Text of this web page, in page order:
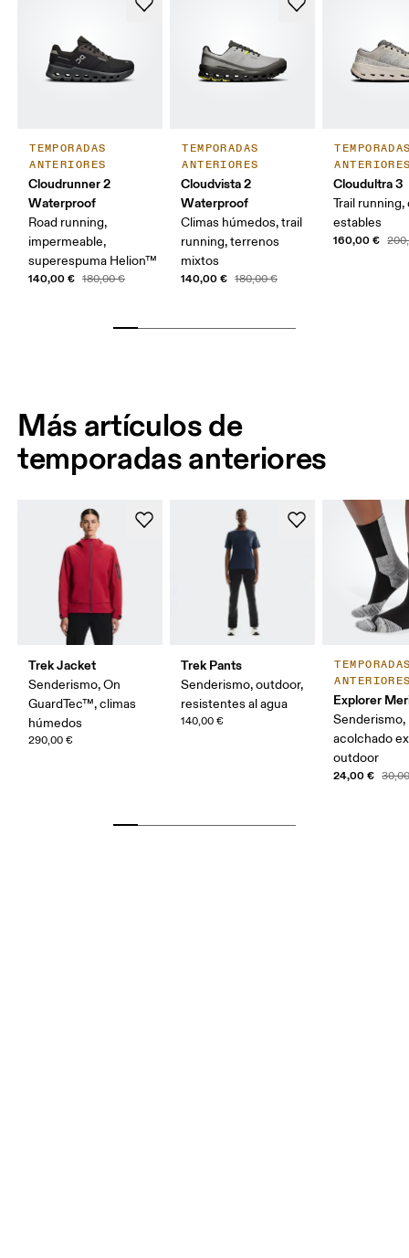
TEMPORADAS
ANTERIORES
Cloudrunner 2
Waterproof
Road running,
impermeable,
superespuma Helion™
140,00 € 180,00 €
TEMPORADAS
ANTERIORES
Cloudvista 2
Waterproof
Climas húmedos, trail
running, terrenos
mixtos
140,00 € 180,00 €
Cloudultra 3
Trail
estables
160,00 €
Más artículos de
temporadas anteriores
Trek Jacket
Senderismo, On
GuardTec™, climas
húmedos
290,00 €
Trek Pants
Senderismo, outdoor,
resistentes al agua
140,00 €
Explorer
Senderismo,
acolchado
outdoor
24,00 €